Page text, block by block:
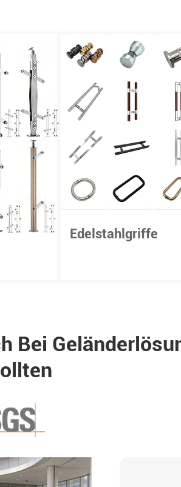
Edelstahlgriffe
Bei